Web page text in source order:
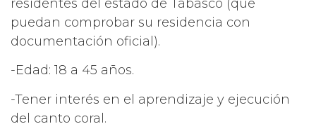
residentes del estado de Tabasco (que
puedan comprobar su residencia con
documentación oficial).
-Edad: 18 a 45 años.
-Tener interés en el aprendizaje y ejecución
del canto coral.